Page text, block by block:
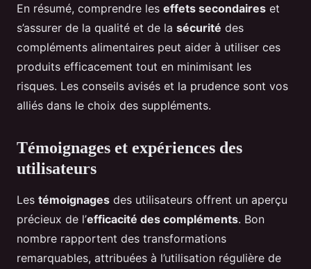
En résumé, comprendre les effets secondaires et
s’assurer de la qualité et de la sécurité des
compléments alimentaires peut aider à utiliser ces
produits efficacement tout en minimisant les
risques. Les conseils avisés et la prudence sont vos
alliés dans le choix des suppléments.
Témoignages et expériences des
utilisateurs
Les témoignages des utilisateurs offrent un aperçu
précieux de l’efficacité des compléments. Bon
nombre rapportent des transformations
remarquables, attribuées à l’utilisation régulière de